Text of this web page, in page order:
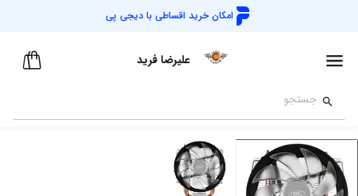
امکان خرید اقساطی با دیجی پی
علیرضا فرید